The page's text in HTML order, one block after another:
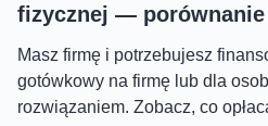
fizycznej —
Masz firmę i potrzebujesz
gotówkowy na firmę lub dla
rozwiązaniem. Zobacz, co